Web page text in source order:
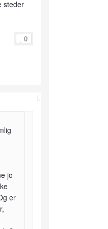
steder
0
jo
er